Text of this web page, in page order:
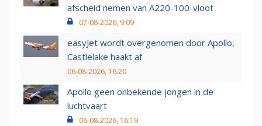
afscheid nemen van A220-100-vloot
07-08-2026, 9:09
easyJet wordt overgenomen door Apollo,
Castlelake haakt af
06-08-2026, 16:20
Apollo geen onbekende jongen in de
luchtvaart
06-08-2026, 16:19